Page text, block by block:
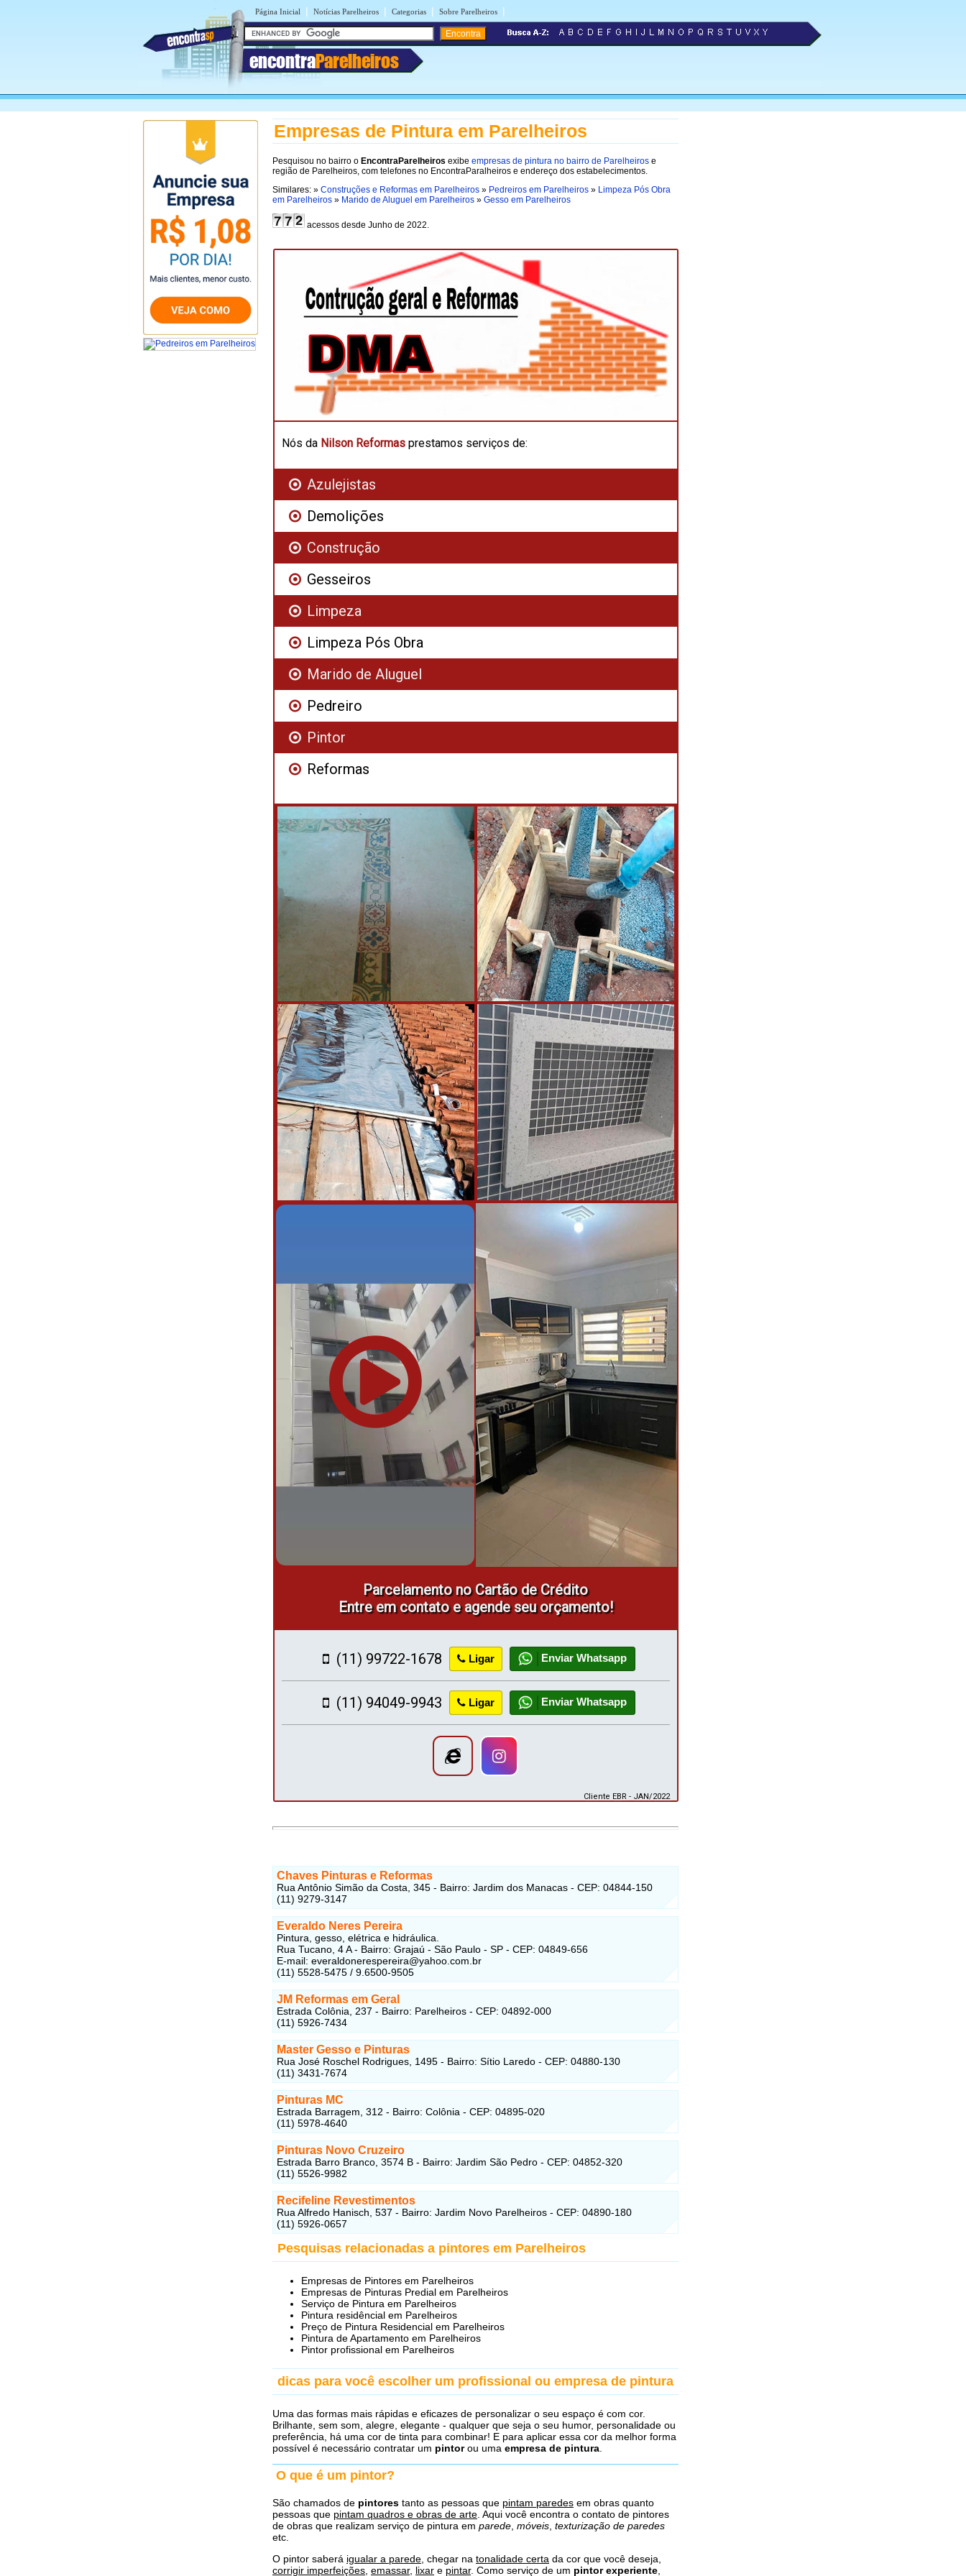
Página Inicial | Notícias Parelheiros | Categorias | Sobre Parelheiros |
encontraParelheiros
Empresas de Pintura em Parelheiros
Pesquisou no bairro o EncontraParelheiros exibe empresas de pintura no bairro de Parelheiros e
região de Parelheiros, com telefones no EncontraParalheiros e endereço dos estabelecimentos.
Similares: » Construções e Reformas em Parelheiros » Pedreiros em Parelheiros » Limpeza Pós Obra
em Parelheiros » Marido de Aluguel em Parelheiros » Gesso em Parelheiros
acessos desde Junho de 2022.
Nós da Nilson Reformasprestamos serviços de:
Azulejistas
Demolições
Construção
Gesseiros
Limpeza
Limpeza Pós Obra
Marido de Aluguel
Pedreiro
Pintor
Reformas
Parcelamento no Cartão de Crédito
Entre em contato e agende seu orçamento!
(11) 99722-1678 Ligar Enviar Whatsapp
(11) 94049-9943 Ligar Enviar Whatsapp
Cliente EBR - JAN/2022
Chaves Pinturas e Reformas
Rua Antônio Simão da Costa, 345 - Bairro: Jardim dos Manacas - CEP: 04844-150
(11) 9279-3147
Everaldo Neres Pereira
Pintura, gesso, elétrica e hidráulica.
Rua Tucano, 4 A - Bairro: Grajaú - São Paulo - SP - CEP: 04849-656
E-mail: everaldonerespereira@yahoo.com.br
(11) 5528-5475 / 9.6500-9505
JM Reformas em Geral
Estrada Colônia, 237 - Bairro: Parelheiros - CEP: 04892-000
(11) 5926-7434
Master Gesso e Pinturas
Rua José Roschel Rodrigues, 1495 - Bairro: Sítio Laredo - CEP: 04880-130
(11) 3431-7674
Pinturas MC
Estrada Barragem, 312 - Bairro: Colônia - CEP: 04895-020
(11) 5978-4640
Pinturas Novo Cruzeiro
Estrada Barro Branco, 3574 B - Bairro: Jardim São Pedro - CEP: 04852-320
(11) 5526-9982
Recifeline Revestimentos
Rua Alfredo Hanisch, 537 - Bairro: Jardim Novo Parelheiros - CEP: 04890-180
(11) 5926-0657
Pesquisas relacionadas a pintores em Parelheiros
Empresas de Pintores em Parelheiros
Empresas de Pinturas Predial em Parelheiros
Serviço de Pintura em Parelheiros
Pintura residêncial em Parelheiros
Preço de Pintura Residencial em Parelheiros
Pintura de Apartamento em Parelheiros
Pintor profissional em Parelheiros
dicas para você escolher um profissional ou empresa de pintura
Uma das formas mais rápidas e eficazes de personalizar o seu espaço é com cor.
Brilhante, sem som, alegre, elegante - qualquer que seja o seu humor, personalidade ou
preferência, há uma cor de tinta para combinar! E para aplicar essa cor da melhor forma
possível é necessário contratar um pintorou uma empresa de pintura
O que é um pintor?
São chamados de pintores tanto as pessoas que pintam paredes em obras quanto
pessoas que pintam quadros e obras de arte . Aqui você encontra o contato de pintores
de obras que realizam serviço de pintura em parede móveis texturização de paredes
etc.
O pintor saberá igualar a parede , chegar na tonalidade certa da cor que você deseja,
corrigir imperfeições emassar, lixar e pintar. Como serviço de um pintor experiente